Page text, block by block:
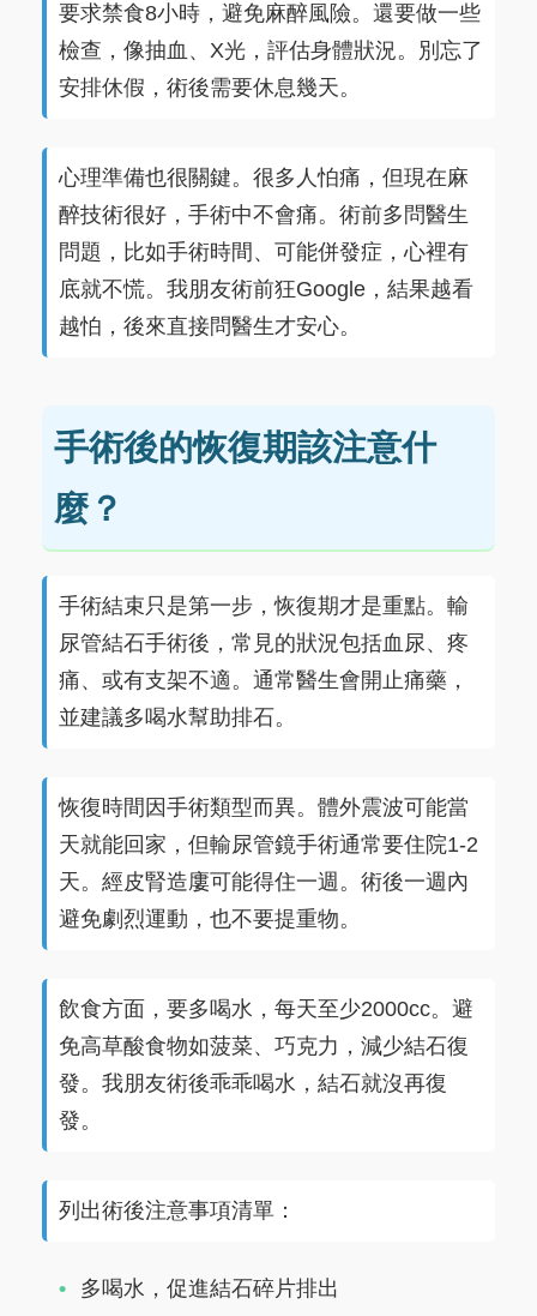
要求禁食8小時，避免麻醉風險。還要做一些
檢查，像抽血、X光，評估身體狀況。別忘了
安排休假，術後需要休息幾天。
心理準備也很關鍵。很多人怕痛，但現在麻
醉技術很好，手術中不會痛。術前多問醫生
問題，比如手術時間、可能併發症，心裡有
底就不慌。我朋友術前狂Google，結果越看
越怕，後來直接問醫生才安心。
手術後的恢復期該注意什
麼？
手術結束只是第一步，恢復期才是重點。輸
尿管結石手術後，常見的狀況包括血尿、疼
痛、或有支架不適。通常醫生會開止痛藥，
並建議多喝水幫助排石。
恢復時間因手術類型而異。體外震波可能當
天就能回家，但輸尿管鏡手術通常要住院1-2
天。經皮腎造廔可能得住一週。術後一週內
避免劇烈運動，也不要提重物。
飲食方面，要多喝水，每天至少2000cc。避
免高草酸食物如菠菜、巧克力，減少結石復
發。我朋友術後乖乖喝水，結石就沒再復
發。
列出術後注意事項清單：
多喝水，促進結石碎片排出